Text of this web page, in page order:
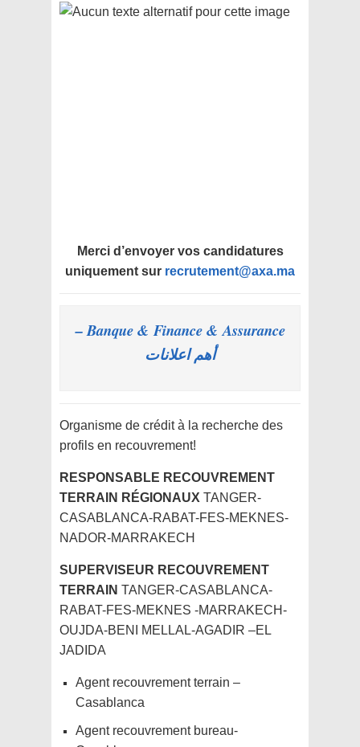
Merci d’envoyer vos candidatures
uniquement sur recrutement@axa.ma
Banque & Finance & Assurance –
أهم اعلانات
Organisme de crédit à la recherche des
profils en recouvrement!
RESPONSABLE RECOUVREMENT
TERRAIN RÉGIONAUX TANGER-
CASABLANCA-RABAT-FES-MEKNES-
NADOR-MARRAKECH
SUPERVISEUR RECOUVREMENT
TERRAIN TANGER-CASABLANCA-
RABAT-FES-MEKNES -MARRAKECH-
OUJDA-BENI MELLAL-AGADIR –EL
JADIDA
Agent recouvrement terrain –
Casablanca
Agent recouvrement bureau-